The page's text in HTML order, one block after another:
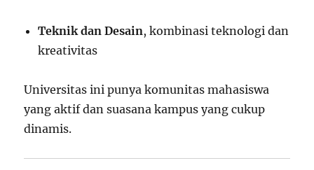
Teknik dan Desain, kombinasi teknologi dan
kreativitas
Universitas ini punya komunitas mahasiswa
yang aktif dan suasana kampus yang cukup
dinamis.